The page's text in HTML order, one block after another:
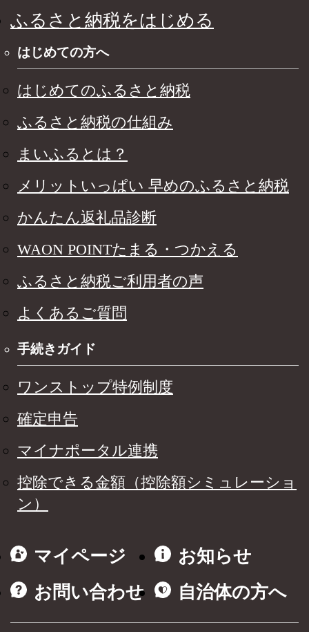
ふるさと納税をはじめる
はじめての方へ
はじめてのふるさと納税
ふるさと納税の仕組み
まいふるとは？
メリットいっぱい 早めのふるさと納税
かんたん返礼品診断
WAON POINTたまる・つかえる
ふるさと納税ご利用者の声
よくあるご質問
手続きガイド
ワンストップ特例制度
確定申告
マイナポータル連携
控除できる金額（控除額シミュレーショ
ン）
マイページ
お知らせ
お問い合わせ
自治体の方へ